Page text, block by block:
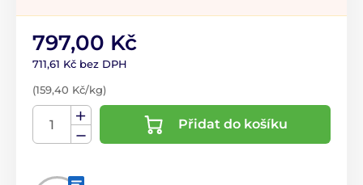
797,00 Kč
711,61 Kč bez DPH
(159,40 Kč/kg)
Přidat do košíku